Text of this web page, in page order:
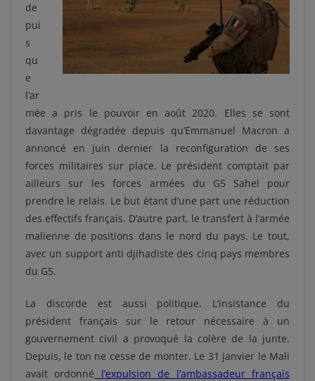
de
pui
s
qu
e
l’ar
mée a pris le pouvoir en août 2020. Elles se sont
davantage dégradée depuis qu’Emmanuel Macron a
annoncé en juin dernier la reconfiguration de ses
forces militaires sur place. Le président comptait par
ailleurs sur les forces armées du G5 Sahel pour
prendre le relais. Le but étant d’une part une réduction
des effectifs français. D’autre part, le transfert à l’armée
malienne de positions dans le nord du pays. Le tout,
avec un support anti djihadiste des cinq pays membres
du G5.
La discorde est aussi politique. L’insistance du
président français sur le retour nécessaire à un
gouvernement civil a provoqué la colère de la junte.
Depuis, le ton ne cesse de monter. Le 31 janvier le Mali
avait ordonné
l’expulsion de l’ambassadeur français